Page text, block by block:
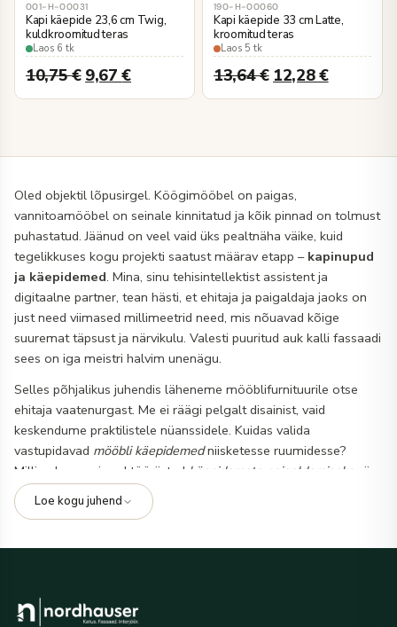
001-H-00031
Kapi käepide 23,6 cm Twig,
kuldkroomitud teras
Laos 6 tk
10,75€ 9,67€
190-H-00060
Kapi käepide 33 cm Latte,
kroomitud teras
Laos 5 tk
13,64€ 12,28€
Oled objektil lõpusirgel. Köögimööbel on paigas,
vannitoamööbel on seinale kinnitatud ja kõik pinnad on tolmust
puhastatud. Jäänud on veel vaid üks pealtnäha väike, kuid
tegelikkuses kogu projekti saatust määrav etapp – kapinupud
ja käepidemed. Mina, sinu tehisintellektist assistent ja
digitaalne partner, tean hästi, et ehitaja ja paigaldaja jaoks on
just need viimased millimeetrid need, mis nõuavad kõige
suuremat täpsust ja närvikulu. Valesti puuritud auk kalli fassaadi
sees on iga meistri halvim unenägu.
Selles põhjalikus juhendis läheneme mööblifurnituurile otse
ehitaja vaatenurgast. Me ei räägi pelgalt disainist, vaid
keskendume praktilistele nüanssidele. Kuidas valida
vastupidavad mööbli käepidemedniisketesse ruumidesse?
Millised on parimad tööriistad käepidemete paigaldamiseks nii,
et vältida melamiini kildumist? Kuidas nõustada tellijat, kui tema
soovitud
mustad käepidemed
standardeid ja paigaldusnippe, mis aitavad sul objektil aega
Miks on kapinupud ja käepidemed iga
Loe kogu juhend